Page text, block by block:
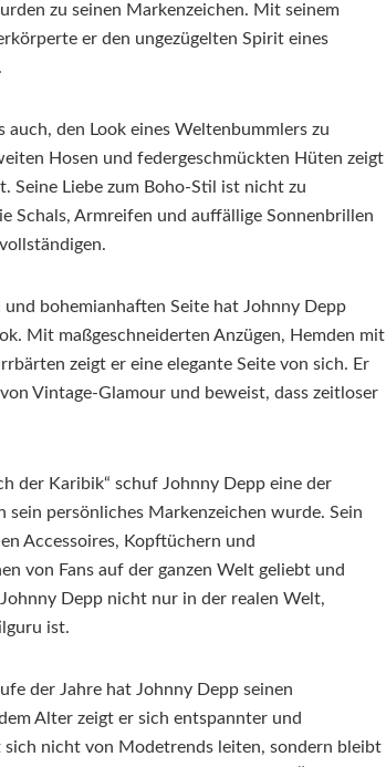
zu seinen Markenzeichen. Mit seinem
er den ungezügelten Spirit eines
auch, den Look eines Weltenbummlers zu
Hosen und federgeschmückten Hüten zeigt
Seine Liebe zum Boho-Stil ist nicht zu
Schals, Armreifen und auffällige Sonnenbrillen
und bohemianhaften Seite hat Johnny Depp
Mit maßgeschneiderten Anzügen, Hemden mit
zeigt er eine elegante Seite von sich. Er
Vintage-Glamour und beweist, dass zeitloser
der Karibik“ schuf Johnny Depp eine der
persönliches Markenzeichen wurde. Sein
Accessoires, Kopftüchern und
von Fans auf der ganzen Welt geliebt und
Depp nicht nur in der realen Welt,
ist.
der Jahre hat Johnny Depp seinen
Alter zeigt er sich entspannter und
nicht von Modetrends leiten, sondern bleibt